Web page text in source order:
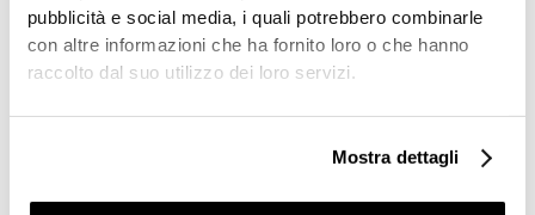
pubblicità e social media, i quali potrebbero combinarle
con altre informazioni che ha fornito loro o che hanno
raccolto dal suo utilizzo dei loro servizi.
Mostra dettagli